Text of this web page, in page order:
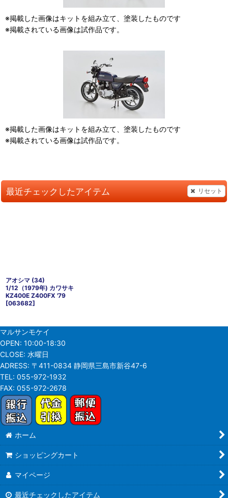
※掲載した画像はキットを組み立て、塗装したものです
※掲載されている画像は試作品です。
※掲載した画像はキットを組み立て、塗装したものです
※掲載されている画像は試作品です。
最近チェックしたアイテム リセット
アオシマ (34)
1/12（1979年) カワサキ
KZ400E Z400FX '79
[063682]
マルサンモケイ
OPEN: 10:00-18:30
CLOSE: 水曜日
ADRESS: 〒411-0834 静岡県三島市新谷47-6
TEL: 055-972-1932
FAX: 055-972-2678
ホーム
ショッピングカート
マイページ
最近チェックしたアイテム